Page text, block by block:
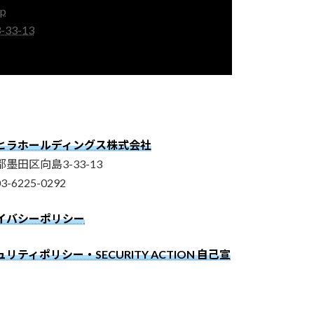
33-13
ラホールディングス株式会社
墨田区向島3-33-13
6225-0292
バシーポリシー
リティポリシー・SECURITY ACTION 自己宣